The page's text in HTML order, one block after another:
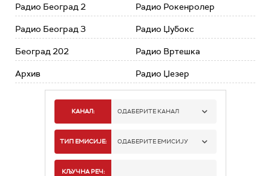
Радио Београд 2
Радио Београд 3
Београд 202
Архив
Радио Рокенролер
Радио Џубокс
Радио Вртешка
Радио Џезер
КАНАЛ: ОДАБЕРИТЕ КАНАЛ
РАДИО БЕОГРАД 1
ТИП ЕМИСИЈЕ: ОДАБЕРИТЕ ЕМИСИЈУ
КЉУЧНА РЕЧ: